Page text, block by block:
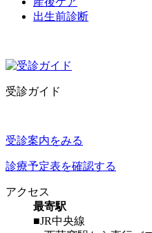
出生前診断
受診ガイド
受診案内をみる
診療予定表を確認する
アクセス
最寄駅
■JR中央線